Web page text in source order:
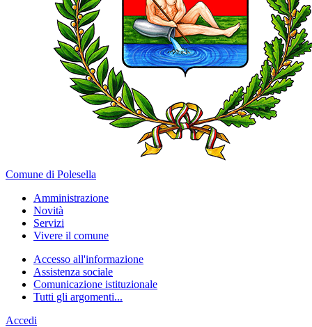
Comune di Polesella
Amministrazione
Novità
Servizi
Vivere il comune
Accesso all'informazione
Assistenza sociale
Comunicazione istituzionale
Tutti gli argomenti...
Accedi